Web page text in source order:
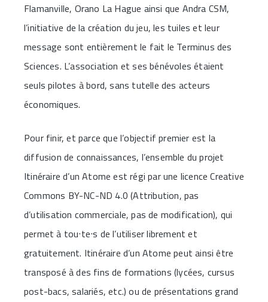
Flamanville, Orano La Hague ainsi que Andra CSM,
l’initiative de la création du jeu, les tuiles et leur
message sont entièrement le fait le Terminus des
Sciences. L’association et ses bénévoles étaient
seuls pilotes à bord, sans tutelle des acteurs
économiques.
Pour finir, et parce que l’objectif premier est la
diffusion de connaissances, l’ensemble du projet
Itinéraire d’un Atome est régi par une licence Creative
Commons BY-NC-ND 4.0 (Attribution, pas
d’utilisation commerciale, pas de modification), qui
permet à touᐧteᐧs de l’utiliser librement et
gratuitement. Itinéraire d’un Atome peut ainsi être
transposé à des fins de formations (lycées, cursus
post-bacs, salariés, etc.) ou de présentations grand